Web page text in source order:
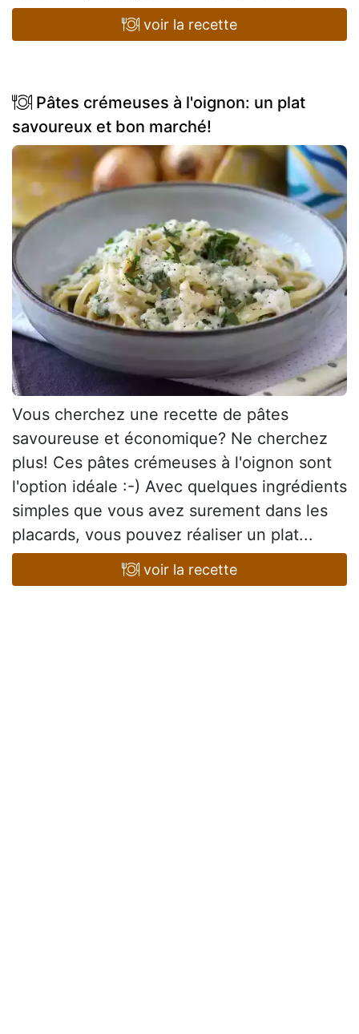
voir la recette
Pâtes crémeuses à l'oignon: un plat
savoureux et bon marché!
Vous cherchez une recette de pâtes
savoureuse et économique? Ne cherchez
plus! Ces pâtes crémeuses à l'oignon sont
l'option idéale :-) Avec quelques ingrédients
simples que vous avez surement dans les
placards, vous pouvez réaliser un plat...
voir la recette